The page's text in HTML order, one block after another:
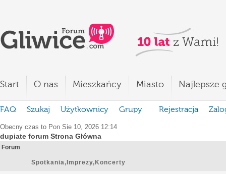
Start O nas Mieszkańcy Miasto Najlepsze
FAQ Szukaj Użytkownicy Grupy Rejestracja
Obecny czas to Pon Sie 10, 2026 12:14
dupiate forum Strona Główna
Forum
Spotkania,Imprezy,Koncerty